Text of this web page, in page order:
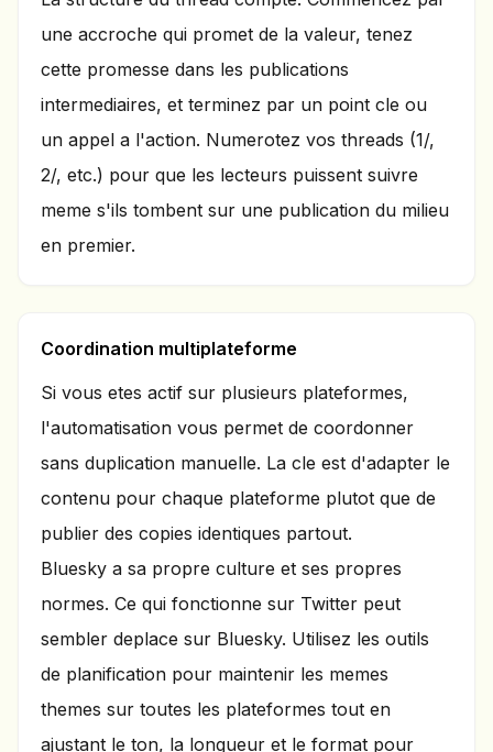
une accroche qui promet de la valeur, tenez
cette promesse dans les publications
intermediaires, et terminez par un point cle ou
un appel a l'action. Numerotez vos threads (1/,
2/, etc.) pour que les lecteurs puissent suivre
meme s'ils tombent sur une publication du milieu
en premier.
Coordination multiplateforme
Si vous etes actif sur plusieurs plateformes,
l'automatisation vous permet de coordonner
sans duplication manuelle. La cle est d'adapter le
contenu pour chaque plateforme plutot que de
publier des copies identiques partout.
Bluesky a sa propre culture et ses propres
normes. Ce qui fonctionne sur Twitter peut
sembler deplace sur Bluesky. Utilisez les outils
de planification pour maintenir les memes
themes sur toutes les plateformes tout en
ajustant le ton, la longueur et le format pour